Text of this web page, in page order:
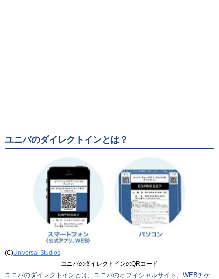
ユニバのダイレクトインとは？
(C)Universal Studios
ユニバのダイレクトインのQRコード
ユニバのダイレクトインとは、ユニバのオフィシャルサイト、WEBチケ